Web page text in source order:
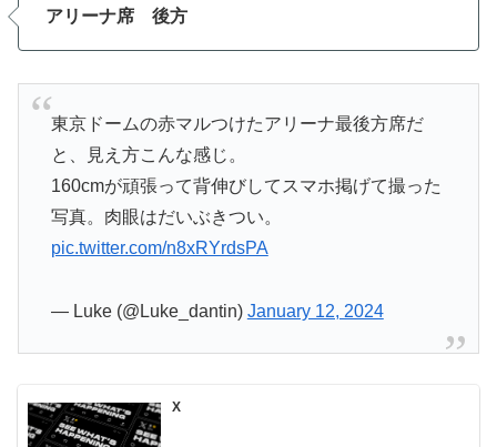
アリーナ席 後方
東京ドームの赤マルつけたアリーナ最後方席だ
と、見え方こんな感じ。
160cmが頑張って背伸びしてスマホ掲げて撮った
写真。肉眼はだいぶきつい。
pic.twitter.com/n8xRYrdsPA
— Luke (@Luke_dantin) January 12, 2024
X